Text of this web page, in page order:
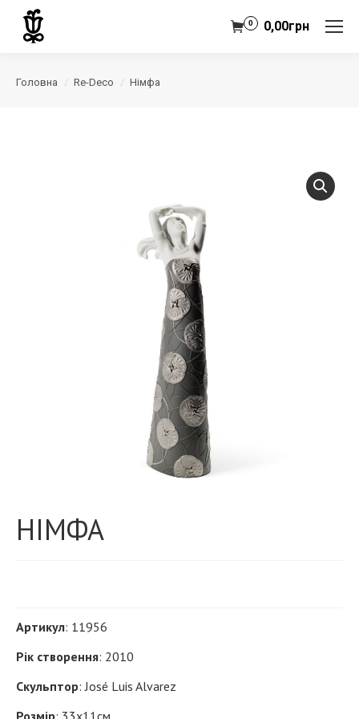
0,00грн
0
Головна Re-Deco Німфа
НІМФА
Артикул: 11956
Рік створення: 2010
Скульптор: José Luis Alvarez
Розмір: 33х11см